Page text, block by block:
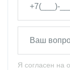
Я согласен на